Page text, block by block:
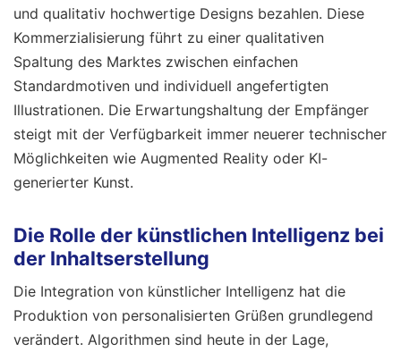
und qualitativ hochwertige Designs bezahlen. Diese
Kommerzialisierung führt zu einer qualitativen
Spaltung des Marktes zwischen einfachen
Standardmotiven und individuell angefertigten
Illustrationen. Die Erwartungshaltung der Empfänger
steigt mit der Verfügbarkeit immer neuerer technischer
Möglichkeiten wie Augmented Reality oder KI-
generierter Kunst.
Die Rolle der künstlichen Intelligenz bei
der Inhaltserstellung
Die Integration von künstlicher Intelligenz hat die
Produktion von personalisierten Grüßen grundlegend
verändert. Algorithmen sind heute in der Lage,